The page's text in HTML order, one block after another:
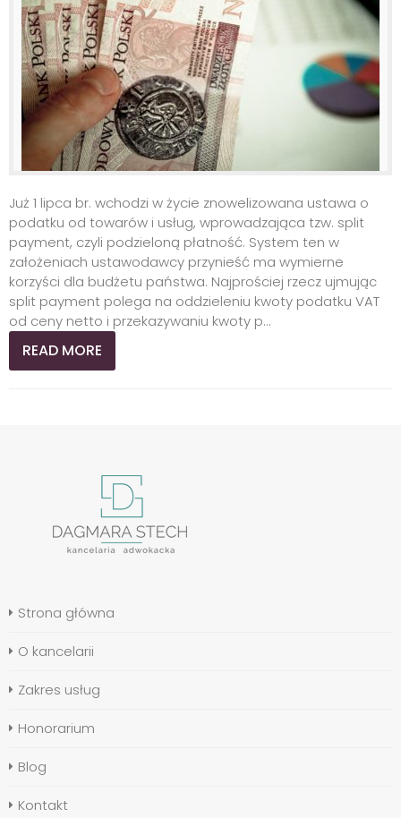
Już 1 lipca br. wchodzi w życie znowelizowana ustawa o
podatku od towarów i usług, wprowadzająca tzw. split
payment, czyli podzieloną płatność. System ten w
założeniach ustawodawcy przynieść ma wymierne
korzyści dla budżetu państwa. Najprościej rzecz ujmując
split payment polega na oddzieleniu kwoty podatku VAT
od ceny netto i przekazywaniu kwoty p...
READ MORE
Strona główna
O kancelarii
Zakres usług
Honorarium
Blog
Kontakt